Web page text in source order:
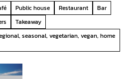
Public house Restaurant
Bar
Takeaway
seasonal, vegetarian, vegan, home